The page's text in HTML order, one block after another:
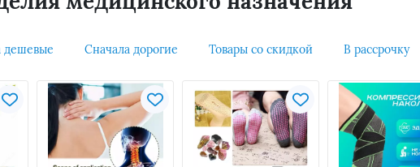
дешевые Сначала дорогие Товары со скидкой В рассрочку